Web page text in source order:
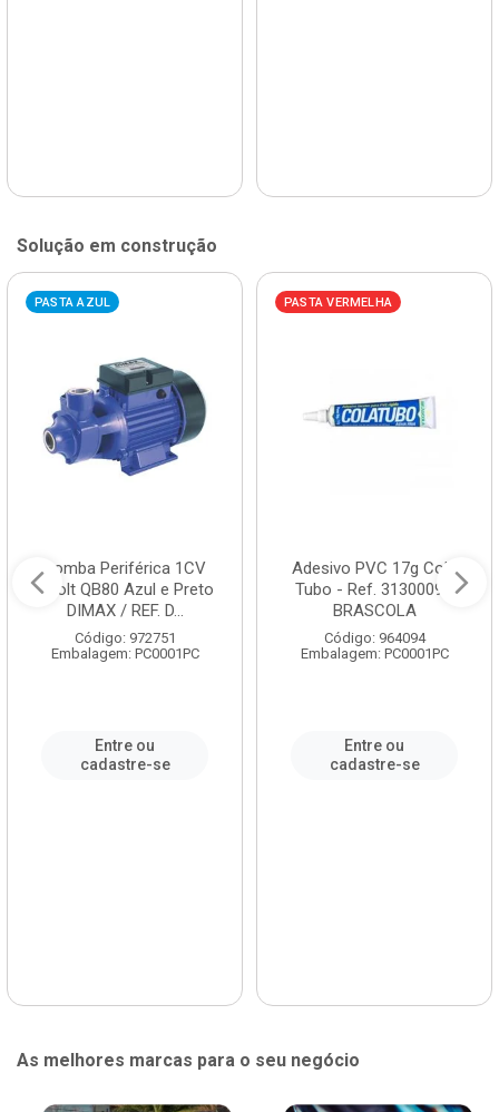
Solução em construção
PASTA AZUL
Bomba Periférica 1CV
Bivolt QB80 Azul e Preto
DIMAX / REF. D...
Código: 972751
Embalagem: PC0001PC
Entre ou
cadastre-se
PASTA VERMELHA
Adesivo PVC 17g Cola
Tubo - Ref. 3130009 -
BRASCOLA
Código: 964094
Embalagem: PC0001PC
Entre ou
cadastre-se
As melhores marcas para o seu negócio